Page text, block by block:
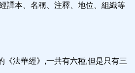
譯本、名稱、注釋、地位、組織等
《法華經》,一共有六種,但是只有三